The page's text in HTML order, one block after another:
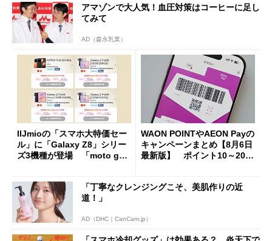
アマゾンで大人気！血圧対策はコーヒーに足し
てみて
AD（森永乳業）
IIJmioの「スマホ大特価セー
ル」に「Galaxy Z8」シリー
ズ3機種が登場 「moto g37
WAON POINTやAEON Payの
キャンペーンまとめ【8月6日
最新版】 ポイント10～20倍
「丁寧なクレンジングこそ、美肌作りの近
道！」
AD（DHC｜CanCam.jp）